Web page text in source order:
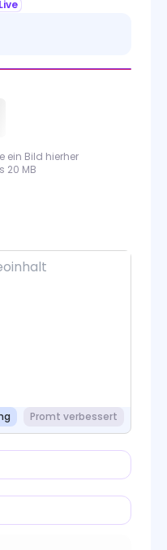
ein Bild hierher
20 MB
Promt verbessert